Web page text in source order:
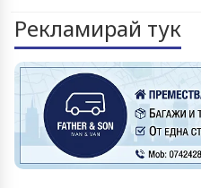
Рекламирай тук